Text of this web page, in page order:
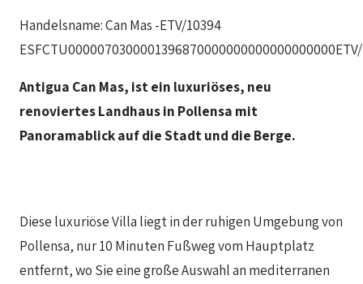
Handelsname: Can Mas -ETV/10394
Antigua Can Mas, ist ein luxuriöses, neu
renoviertes Landhaus in Pollensa mit
Panoramablick auf die Stadt und die Berge.
Diese luxuriöse Villa liegt in der ruhigen Umgebung von
Pollensa, nur 10 Minuten Fußweg vom Hauptplatz
entfernt, wo Sie eine große Auswahl an mediterranen